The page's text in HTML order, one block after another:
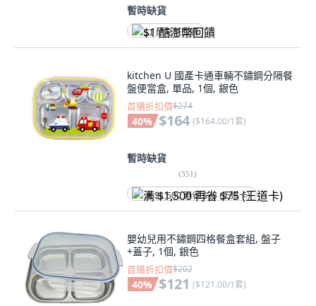
暫時缺貨
$1 酷澎幣回饋
kitchen U 國產卡通車輛不鏽鋼分隔餐
盤便當盒, 單品, 1個, 銀色
首購折扣價$274
40% $164 ($164.00/1套)
暫時缺貨
(351)
满 $1,500 再省 $75 (王道卡)
嬰幼兒用不鏽鋼四格餐盒套組, 盤子
+蓋子, 1個, 銀色
首購折扣價$202
40% $121 ($121.00/1套)